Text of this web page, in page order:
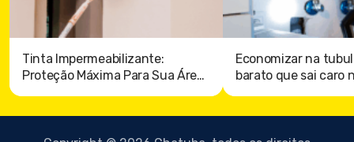
Tinta Impermeabilizante:
Proteção Máxima Para Sua Área
Economizar na
barato que sai caro